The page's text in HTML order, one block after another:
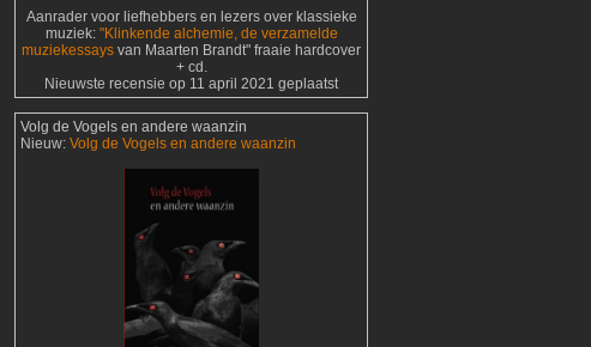
Aanrader voor liefhebbers en lezers over klassieke
muziek: "Klinkende alchemie, de verzamelde
muziekessaysvan Maarten Brandt" fraaie hardcover
+ cd.
Nieuwste recensie op 11 april 2021 geplaatst
Volg de Vogels en andere waanzin
Nieuw:Volg de Vogels en andere waanzin